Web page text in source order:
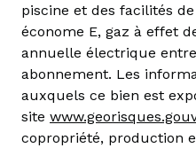
piscine et des facilités
économe E, gaz à effet
annuelle électrique
abonnement. Les
auxquels ce bien est
site
copropriété, production